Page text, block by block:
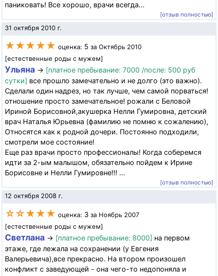
паниковать! Все хорошо, врачи всегда...
[отзыв полностью]
31 октября 2010 г.
★★★★★ оценка: 5 за Октябрь 2010
[естественные роды с мужем]
Ульяна → [платное пребывание: 7000 /после: 500 руб
сутки] все прошло замечательно и не долго (это важно).
Сделали один надрез, но так лучше, чем самой порваться!
отношение просто замечательное! рожали с Беловой
Ириной Борисовной,акушерка Нелли Гумировна, детский
врач Наталья Юрьевна (фамилию не помню к сожалению),
Относятся как к родной дочери. Постоянно подходили,
смотрели мое состояние!
Еще раз врачи просто профессионалы! Когда соберемся
идти за 2-ым малышом, обязательно пойдем к Ирине
Борисовне и Нелли Гумировне!!! ...
[отзыв полностью]
12 октября 2008 г.
☆☆★★★ оценка: 3 за Ноябрь 2007
[естественные роды с мужем]
Светлана → [платное пребывание: 8000] на первом
этаже, где лежала на сохранении (у Евгения
Валерьевича),все прекрасно. На втором произошел
конфликт с заведующей - она чего-то недопоняла и